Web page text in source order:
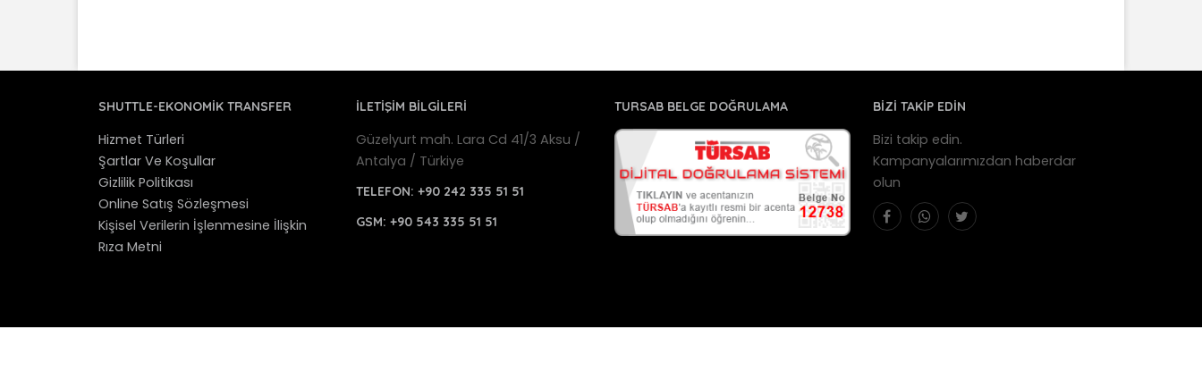
SHUTTLE-EKONOMIK TRANSFER
Hizmet Türleri
Şartlar Ve Koşullar
Gizlilik Politikası
Online Satış Sözleşmesi
Kişisel Verilerin İşlenmesine İlişkin
Rıza Metni
İLETİŞİM BİLGİLERİ
Güzelyurt mah. Lara Cd 41/3 Aksu /
Antalya / Türkiye
TELEFON:+90 242 335 51 51
GSM:+90 543 335 51 51
TURSAB BELGE DOĞRULAMA BİZİ TAKİP EDİN
Bizi takip edin.
Kampanyalarımızdan haberdar
olun